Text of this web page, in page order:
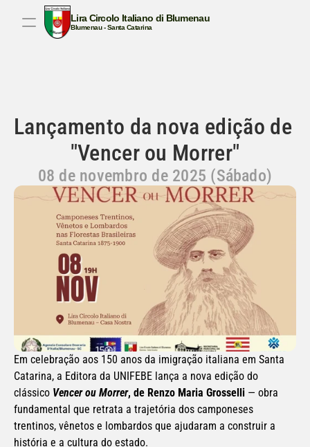
Lira Circolo Italiano di Blumenau
Blumenau - Santa Catarina
Lançamento da nova edição de
"Vencer ou Morrer"
08 de novembro de 2025 (Sábado)
Em celebração aos 150 anos da imigração italiana em Santa
Catarina, a Editora da UNIFEBE lança a nova edição do
clássico Vencer ou Morrer, de Renzo Maria Grosselli — obra
fundamental que retrata a trajetória dos camponeses
trentinos, vênetos e lombardos que ajudaram a construir a
história e a cultura do estado.